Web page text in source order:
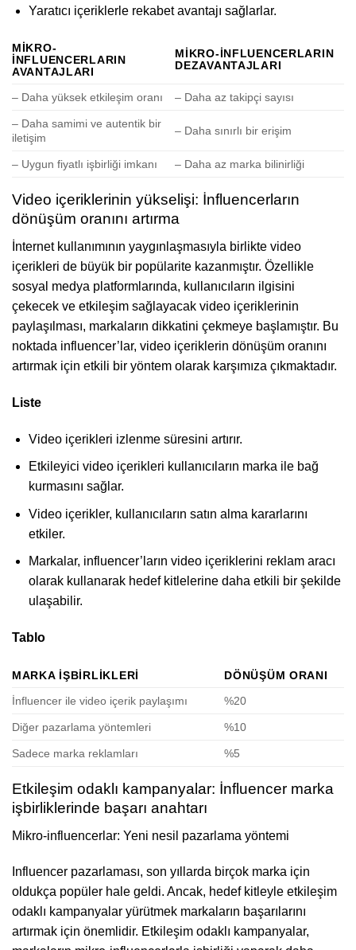
Yaratıcı içeriklerle rekabet avantajı sağlarlar.
MIKRO-
INFLUENCERLARIN
AVANTAJLARI
MIKRO-INFLUENCERLARIN
DEZAVANTAJLARI
– Daha yüksek etkileşim oranı – Daha az takipçi sayısı
– Daha samimi ve autentik bir
iletişim
– Daha sınırlı bir erişim
– Uygun fiyatlı işbirliği imkanı – Daha az marka bilinirliği
Video içeriklerinin yükselişi: İnfluencerların
dönüşüm oranını artırma
İnternet kullanımının yaygınlaşmasıyla birlikte video
içerikleri de büyük bir popülarite kazanmıştır. Özellikle
sosyal medya platformlarında, kullanıcıların ilgisini
çekecek ve etkileşim sağlayacak video içeriklerinin
paylaşılması, markaların dikkatini çekmeye başlamıştır. Bu
noktada influencer’lar, video içeriklerin dönüşüm oranını
artırmak için etkili bir yöntem olarak karşımıza çıkmaktadır.
Liste
Video içerikleri izlenme süresini artırır.
Etkileyici video içerikleri kullanıcıların marka ile bağ
kurmasını sağlar.
Video içerikler, kullanıcıların satın alma kararlarını
etkiler.
Markalar, influencer’ların video içeriklerini reklam aracı
olarak kullanarak hedef kitlelerine daha etkili bir şekilde
ulaşabilir.
Tablo
MARKA İŞBIRLIKLERI
DÖNÜŞÜM ORANI
İnfluencer ile video içerik paylaşımı
%20
Diğer pazarlama yöntemleri %10
Sadece marka reklamları %5
Etkileşim odaklı kampanyalar: İnfluencer marka
işbirliklerinde başarı anahtarı
Mikro-influencerlar: Yeni nesil pazarlama yöntemi
Influencer pazarlaması, son yıllarda birçok marka için
oldukça popüler hale geldi. Ancak, hedef kitleyle etkileşim
odaklı kampanyalar yürütmek markaların başarılarını
artırmak için önemlidir. Etkileşim odaklı kampanyalar,